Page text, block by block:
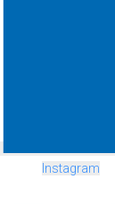
Instagram